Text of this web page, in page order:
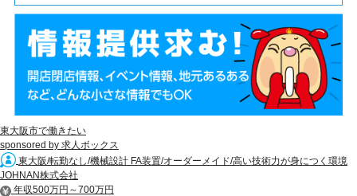
東大阪市で働きたい
sponsored by 求人ボックス
東大阪/転勤なし/機械設計 FA装置/オーダーメイド/高い技術力が身につく環境
JOHNAN株式会社
年収500万円～700万円